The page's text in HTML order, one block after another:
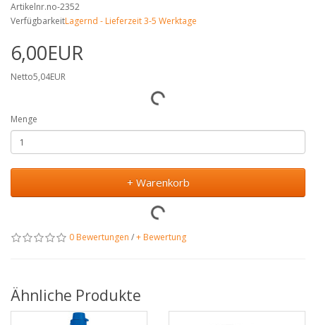
Artikelnr.no-2352
VerfügbarkeitLagernd - Lieferzeit 3-5 Werktage
6,00EUR
Netto5,04EUR
Menge
+ Warenkorb
0 Bewertungen /+ Bewertung
Ähnliche Produkte